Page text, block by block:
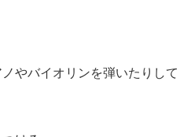
やバイオリンを弾いたりして